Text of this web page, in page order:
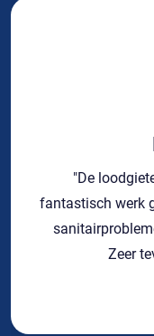
"De
fantastisch werk
Zeer